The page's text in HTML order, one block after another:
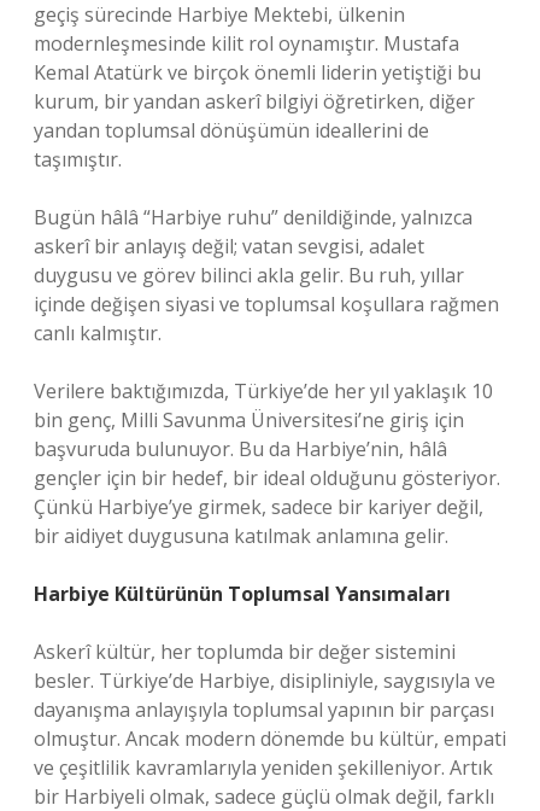
geçiş sürecinde Harbiye Mektebi, ülkenin
modernleşmesinde kilit rol oynamıştır. Mustafa
Kemal Atatürk ve birçok önemli liderin yetiştiği bu
kurum, bir yandan askerî bilgiyi öğretirken, diğer
yandan toplumsal dönüşümün ideallerini de
taşımıştır.
Bugün hâlâ “Harbiye ruhu” denildiğinde, yalnızca
askerî bir anlayış değil; vatan sevgisi, adalet
duygusu ve görev bilinci akla gelir. Bu ruh, yıllar
içinde değişen siyasi ve toplumsal koşullara rağmen
canlı kalmıştır.
Verilere baktığımızda, Türkiye’de her yıl yaklaşık 10
bin genç, Milli Savunma Üniversitesi’ne giriş için
başvuruda bulunuyor. Bu da Harbiye’nin, hâlâ
gençler için bir hedef, bir ideal olduğunu gösteriyor.
Çünkü Harbiye’ye girmek, sadece bir kariyer değil,
bir aidiyet duygusuna katılmak anlamına gelir.
Harbiye Kültürünün Toplumsal Yansımaları
Askerî kültür, her toplumda bir değer sistemini
besler. Türkiye’de Harbiye, disipliniyle, saygısıyla ve
dayanışma anlayışıyla toplumsal yapının bir parçası
olmuştur. Ancak modern dönemde bu kültür, empati
ve çeşitlilik kavramlarıyla yeniden şekilleniyor. Artık
bir Harbiyeli olmak, sadece güçlü olmak değil, farklı